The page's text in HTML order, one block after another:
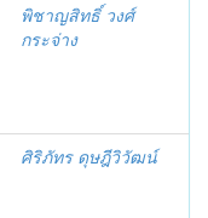
พิชาญสิทธิ์ วงศ์
กระจ่าง
ศิริภัทร ดุษฎีวิวัฒน์